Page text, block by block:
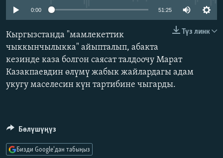
ЭЖЕ-СИҢДИЛЕР
ЫҢГАЙСЫЗ СУРООЛОР
ОНЛАЙН ШЕРИНЕ
ЭЕ/АРнун бардык сайттары
0:00 51:25
Түз линк
Кыргызстанда "мамлекеттик
чыккынчылыкка" айыпталып, абакта
кезинде каза болгон саясат талдоочу Марат
Казакпаевдин өлүмү жабык жайлардагы адам
укугу маселесин күн тартибине чыгарды.
Бөлүшүңүз
Бизди Google'дан табыңыз